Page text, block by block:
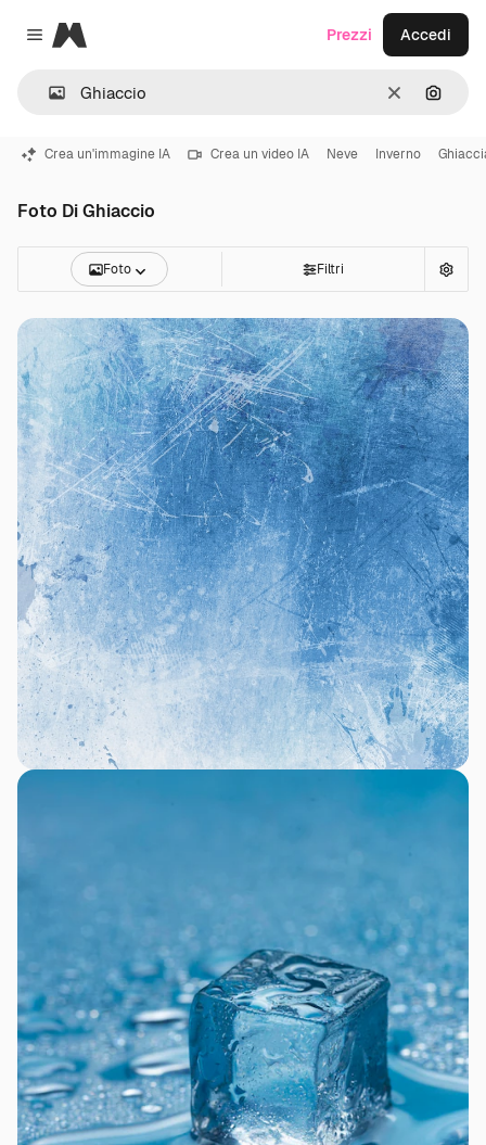
Close menu
Magnific
CancellaCerca
Prezzi Accedi
Crea un'immagine IA Crea un video IA Neve Inverno
Foto Di Ghiaccio
Foto Filtri